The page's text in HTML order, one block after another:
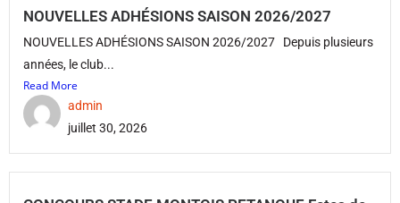
NOUVELLES ADHÉSIONS SAISON 2026/2027
NOUVELLES ADHÉSIONS SAISON 2026/2027 Depuis plusieurs
années, le club...
Read More
admin
juillet 30, 2026